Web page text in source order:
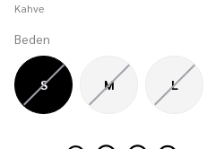
Kahve
Beden
S M L